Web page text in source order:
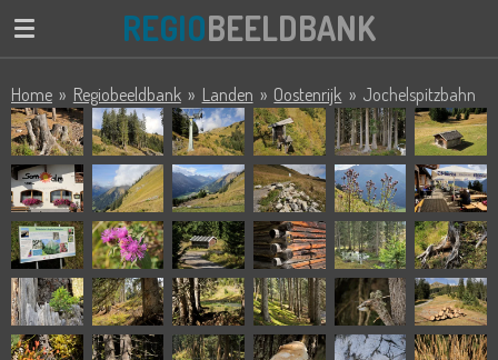
Ga
de
hoofdinhoud
REGIOBEELDBANK
Home » Regiobeeldbank » Landen » Oostenrijk » Jochelspitzbahn